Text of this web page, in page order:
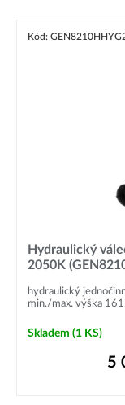
Kód:
Hydraulický
2050K
hydraulický
min./max. výška
Skladem (1 KS)
5